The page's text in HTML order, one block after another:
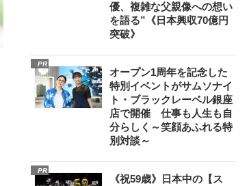
優、複雑な父親像への想い
を語る”《日本興収70億円
突破》
PR
オープン1周年を記念した
特別イベントがサムソナイ
ト・ブラックレーベル銀座
店で開催 仕事も人生も自
分らしく～笑顔あふれる特
別対談～
PR
《祝59歳》日本中の【ス